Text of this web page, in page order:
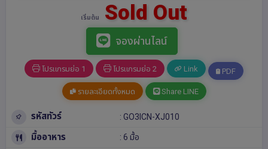
เริ่มต้น Sold Out
จองผ่านไลน์
โปรแกรมย่อ 1 โปรแกรมย่อ 2 Link PDF
รายละเอียดทั้งหมด Share LINE
รหัสทัวร์ : GO3ICN-XJ010
มื้ออาหาร : 6 มื้อ